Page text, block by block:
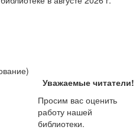
Уважаемые читатели!
Просим вас оценить
работу нашей
библиотеки.